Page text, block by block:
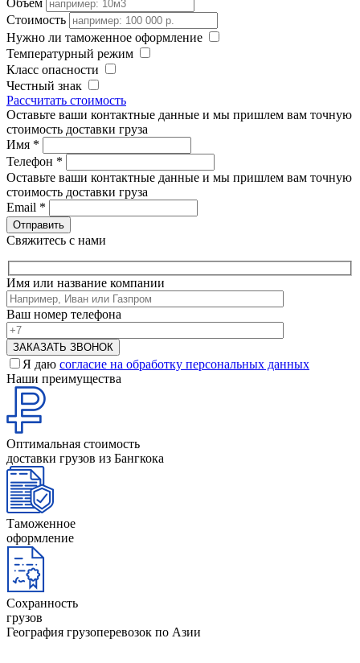
Стоимость
Нужно ли таможенное оформление
Температурный режим
Класс опасности
Честный знак
Рассчитать стоимость
Оставьте ваши контактные данные и мы пришлем вам точную
стоимость доставки груза
Имя *
Телефон *
Оставьте ваши контактные данные и мы пришлем вам точную
стоимость доставки груза
Email *
Свяжитесь с нами
Имя или название компании
Ваш номер телефона
Я даю согласие на обработку персональных данных
Наши преимущества
Оптимальная стоимость
доставки грузов из Бангкока
Таможенное
оформление
Сохранность
грузов
География грузоперевозок по Азии